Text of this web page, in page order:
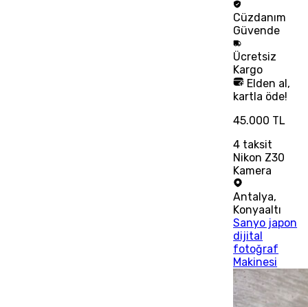
Cüzdanım
Güvende
Ücretsiz
Kargo
Elden al,
kartla öde!
45.000 TL
4 taksit
Nikon Z30
Kamera
Antalya,
Konyaaltı
Sanyo japon
dijital
fotoğraf
Makinesi